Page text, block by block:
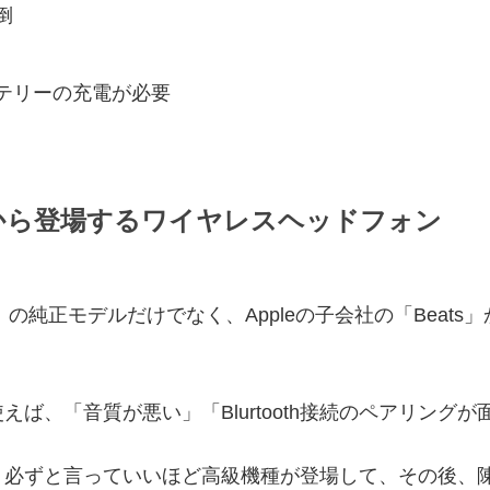
リーの充電が必要
登場するワイヤレスヘッドフォン
純正モデルだけでなく、Appleの子会社の「Beats
ば、「音質が悪い」「Blurtooth接続のペアリングが
ずと言っていいほど高級機種が登場して、その後、